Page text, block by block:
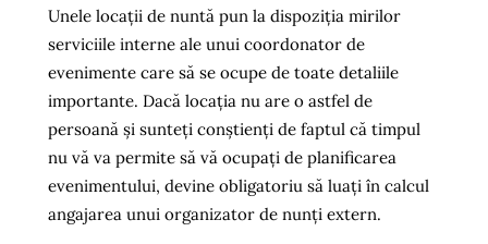
Unele locații de nuntă pun la dispoziția mirilor
serviciile interne ale unui coordonator de
evenimente care să se ocupe de toate detaliile
importante. Dacă locația nu are o astfel de
persoană și sunteți conștienți de faptul că timpul
nu vă va permite să vă ocupați de planificarea
evenimentului, devine obligatoriu să luați în calcul
angajarea unui organizator de nunți extern.